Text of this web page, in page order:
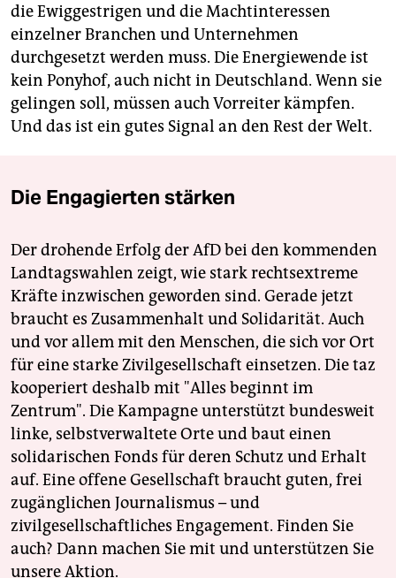
die Ewiggestrigen und die Machtinteressen
einzelner Branchen und Unternehmen
durchgesetzt werden muss. Die Energiewende ist
kein Ponyhof, auch nicht in Deutschland. Wenn sie
gelingen soll, müssen auch Vorreiter kämpfen.
Und das ist ein gutes Signal an den Rest der Welt.
Die Engagierten stärken
Der drohende Erfolg der AfD bei den kommenden
Landtagswahlen zeigt, wie stark rechtsextreme
Kräfte inzwischen geworden sind. Gerade jetzt
braucht es Zusammenhalt und Solidarität. Auch
und vor allem mit den Menschen, die sich vor Ort
für eine starke Zivilgesellschaft einsetzen. Die taz
kooperiert deshalb mit "Alles beginnt im
Zentrum". Die Kampagne unterstützt bundesweit
linke, selbstverwaltete Orte und baut einen
solidarischen Fonds für deren Schutz und Erhalt
auf. Eine offene Gesellschaft braucht guten, frei
zugänglichen Journalismus – und
zivilgesellschaftliches Engagement. Finden Sie
auch? Dann machen Sie mit und unterstützen Sie
unsere Aktion.